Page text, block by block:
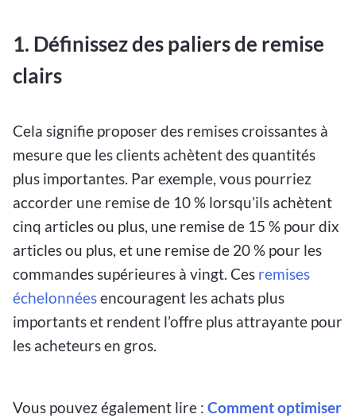
1. Définissez des paliers de remise
clairs
Cela signifie proposer des remises croissantes à
mesure que les clients achètent des quantités
plus importantes. Par exemple, vous pourriez
accorder une remise de 10 % lorsqu’ils achètent
cinq articles ou plus, une remise de 15 % pour dix
articles ou plus, et une remise de 20 % pour les
commandes supérieures à vingt. Ces remises
échelonnéesencouragent les achats plus
importants et rendent l’offre plus attrayante pour
les acheteurs en gros.
Vous pouvez également lire : Comment optimiser